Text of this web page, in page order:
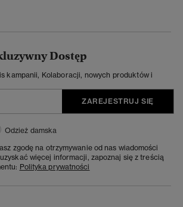
Dostęp
kampanii, Kolaboracji, nowych produktów i
ZAREJESTRUJ SIĘ
Odzież damska
zgodę na otrzymywanie od nas wiadomości
więcej informacji, zapoznaj się z treścią
Polityka prywatności